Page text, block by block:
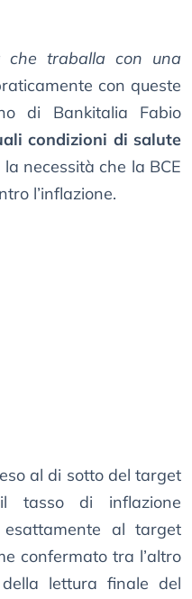
che traballa con una
con queste
di Bankitalia Fabio
condizioni di salute
necessità che la BCE
l’inflazione.
al di sotto del target
tasso di inflazione
esattamente al target
confermato tra l’altro
lettura finale del